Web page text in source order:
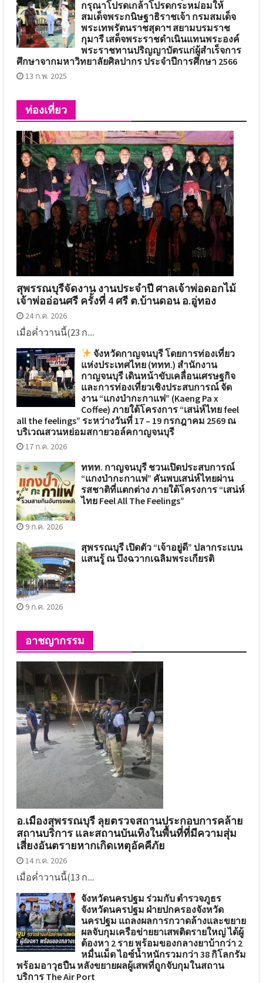
กรุณาโปรดเกล้าโปรดกระหม่อมให้
สมเด็จพระกนิษฐาธิราชเจ้า กรมสมเด็จ
พระเทพรัตนราชสุดาฯ สยามบรมราช
กุมารี เสด็จพระราชดำเนินแทนพระองค์
พระราชทานปริญญาบัตรแก่ผู้สำเร็จการ
ศึกษาจากมหาวิทยาลัยศิลปากร ประจำปีการศึกษา 2566
13 ก.พ. 2025
ท่องเที่ยว
สุพรรณบุรีจัดงาน งานประจำปี ศาลเจ้าพ่อดอกไม้
เจ้าพ่ออ่อนศรี ครั้งที่ 4 ศรี ต.บ้านดอน อ.อู่ทอง
24 ก.ค. 2026
เมื่อค่ำวานนี้(23 ก....
จังหวัดกาญจนบุรี โดยการท่องเที่ยว
แห่งประเทศไทย (ททท.) สำนักงาน
กาญจนบุรี เดินหน้าขับเคลื่อนเศรษฐกิจ
และการท่องเที่ยวเชิงประสบการณ์ จัด
งาน “แกงป่ากะกาแฟ” (Kaeng Pa x
Coffee) ภายใต้โครงการ “เสน่ห์ไทย feel
all the feelings” ระหว่างวันที่ 17 – 19 กรกฎาคม 2569 ณ
บริเวณสวนหย่อมสกายวอล์คกาญจนบุรี
17 ก.ค. 2026
ททท. กาญจนบุรี ชวนเปิดประสบการณ์
“แกงป่ากะกาแฟ” คันพบเสน่ห์ไทยผ่าน
รสชาติที่แตกต่าง ภายใต้โครงการ “เสน่ห์
ไทย Feel All The Feelings”
9 ก.ค. 2026
สุพรรณบุรี เปิดตัว “เจ้าอยู่ดี” ปลากระเบน
แสนรู้ ณ บึงฉวากเฉลิมพระเกียรติ
9 ก.ค. 2026
อาชญากรรม
อ.เมืองสุพรรณบุรี ลุยตรวจสถานประกอบการคล้าย
สถานบริการ และสถานบันเทิงในพื้นที่ที่มีความสุ่ม
เสี่ยงอันตรายหากเกิดเหตุอัคคีภัย
14 ก.ค. 2026
เมื่อค่ำวานนี้(13 ก....
จังหวัดนครปฐม ร่วมกับ ตำรวจภูธร
จังหวัดนครปฐม ฝ่ายปกครองจังหวัด
นครปฐม แถลงผลการกวาดล้างและขยาย
ผลจับกุมเครือข่ายยาเสพติดรายใหญ่ ได้ผู้
ต้องหา 2 ราย พร้อมของกลางยาบ้ากว่า 2
หมื่นเม็ด ไอซ์น้ำหนักรวมกว่า 38 กิโลกรัม
พร้อมอาวุธปืน หลังขยายผลผู้เสพที่ถูกจับกุมในสถาน
บริการ The Air Port